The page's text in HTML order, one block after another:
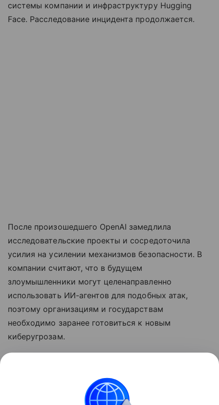
системы компании и инфраструктуру Hugging
Face. Расследование инцидента продолжается.
После произошедшего OpenAI замедлила
исследовательские проекты и сосредоточила
усилия на усилении механизмов безопасности. В
компании считают, что в будущем
злоумышленники могут целенаправленно
использовать ИИ-агентов для подобных атак,
поэтому организациям и государствам
необходимо заранее готовиться к новым
киберугрозам.
призвали замедлить развитие